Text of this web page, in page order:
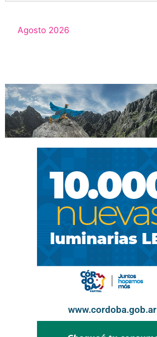
Agosto 2026
www.cordoba.gob.ar